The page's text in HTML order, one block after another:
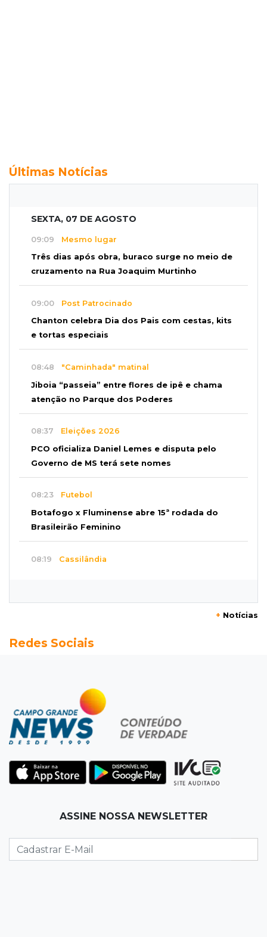
Últimas Notícias
SEXTA, 07 DE AGOSTO
09:09 Mesmo lugar
Três dias após obra, buraco surge no meio de
cruzamento na Rua Joaquim Murtinho
09:00 Post Patrocinado
Chanton celebra Dia dos Pais com cestas, kits
e tortas especiais
08:48 "Caminhada" matinal
Jiboia “passeia” entre flores de ipê e chama
atenção no Parque dos Poderes
08:37 Eleições 2026
PCO oficializa Daniel Lemes e disputa pelo
Governo de MS terá sete nomes
08:23 Futebol
Botafogo x Fluminense abre 15ª rodada do
Brasileirão Feminino
08:19 Cassilândia
Jagunços, jacobinos e batalha política nas
O rebanho dos originais
08:06De MS para o mundo
Grande expõe obras na Itália
"Bota Fora" da Sofá Inbox reúne quatro
+ Notícias
Redes Sociais
ASSINE NOSSA NEWSLETTER